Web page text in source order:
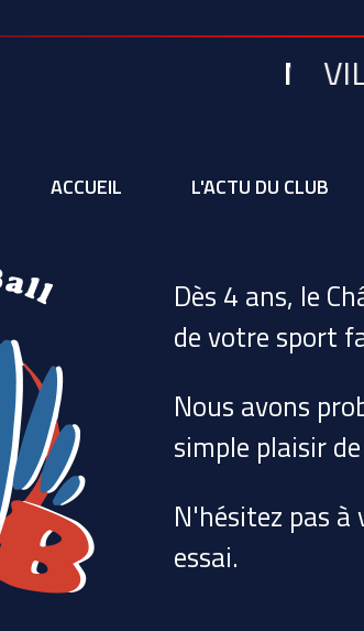
ACCUEIL L'ACTU DU CLUB
Dès 4 ans, le
de votre sport
Nous avons
simple plaisir
N'hésitez pas
essai.